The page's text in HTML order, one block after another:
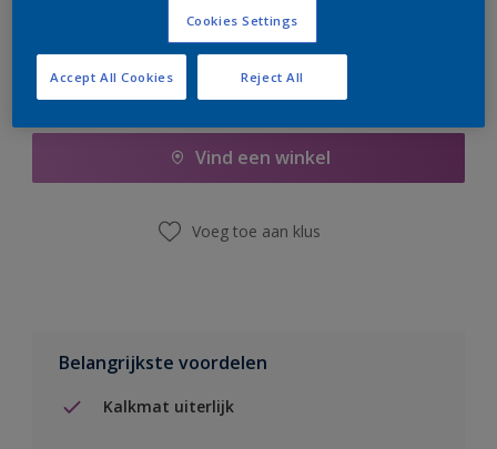
Boodschappenlijst
Vind een winkel
Voeg toe aan klus
Belangrijkste voordelen
Kalkmat uiterlijk
Cookies Settings
Reject All
Accept All Cookies